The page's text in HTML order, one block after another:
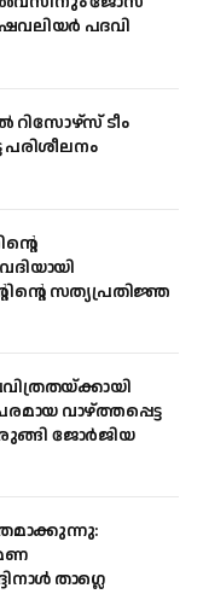
പദവി
റിസോഴ്സ് ടീം
സത്യപ്രതിജ്ഞ
വാഴ്ത്തപ്പെട്ട
ജോര്‍ജിയ
താഗ്ലെ